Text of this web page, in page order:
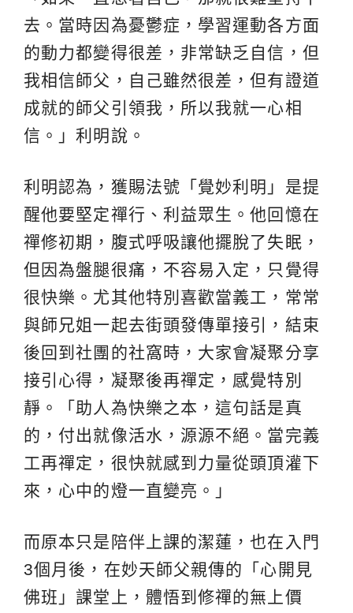
去。當時因為憂鬱症，學習運動各方面
的動力都變得很差，非常缺乏自信，但
我相信師父，自己雖然很差，但有證道
成就的師父引領我，所以我就一心相
信。」利明說。
利明認為，獲賜法號「覺妙利明」是提
醒他要堅定禪行、利益眾生。他回憶在
禪修初期，腹式呼吸讓他擺脫了失眠，
但因為盤腿很痛，不容易入定，只覺得
很快樂。尤其他特別喜歡當義工，常常
與師兄姐一起去街頭發傳單接引，結束
後回到社團的社窩時，大家會凝聚分享
接引心得，凝聚後再禪定，感覺特別
靜。「助人為快樂之本，這句話是真
的，付出就像活水，源源不絕。當完義
工再禪定，很快就感到力量從頭頂灌下
來，心中的燈一直變亮。」
而原本只是陪伴上課的潔蓮，也在入門
3個月後，在妙天師父親傳的「心開見
佛班」課堂上，體悟到修禪的無上價